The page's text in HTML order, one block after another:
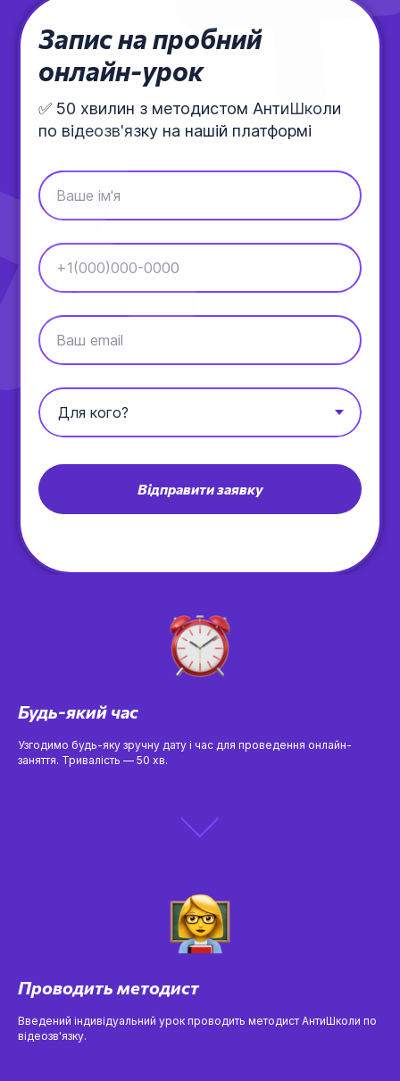
Запис на пробний
онлайн-урок
✅ 50 хвилин з методистом АнтиШколи
по відеозв'язку на нашій платформі
Ваше ім'я
+1(000)000-0000
Ваш email
Відправити заявку
Будь-який час
Узгодимо будь-яку зручну дату і час для проведення онлайн-
заняття. Тривалість — 50 хв.
Проводить методист
Введений індивідуальний урок проводить методист АнтиШколи по
відеозв'язку.